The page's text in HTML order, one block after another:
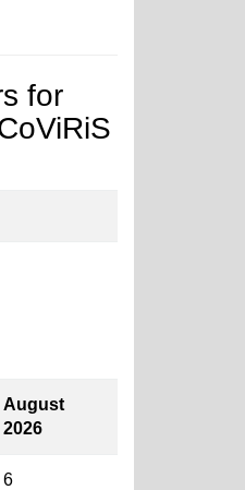
for
August
2026
6